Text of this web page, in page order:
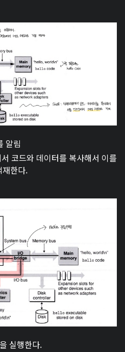
알림
코드와 데이터를 복사해서 이를
재한다.
실행한다.